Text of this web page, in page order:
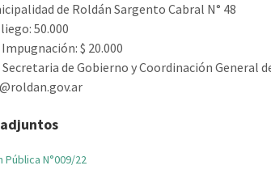
de Roldán Sargento Cabral N° 48
50.000
$ 20.000
de Gobierno y Coordinación General
Pública N°009/22